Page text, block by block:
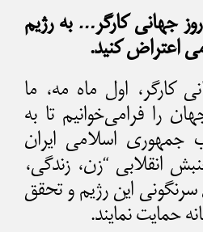
جهانی کارگر… به رژیم
اعتراض کنید.
کارگر، اول ماه مه، ما
را فرا‌می‌خوانیم تا به
اسلامی ایران
انقلابی “زن، زندگی،
سرنگونی این رژیم و تحقق
حمایت نمایند.